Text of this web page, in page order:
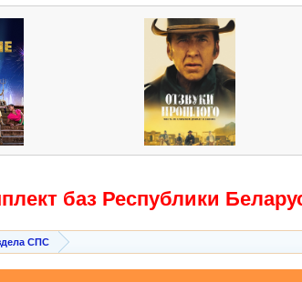
баз Республики
СПС